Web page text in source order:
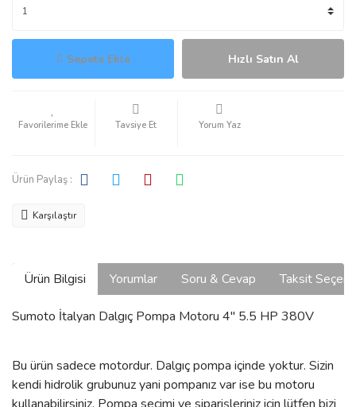
Sepete Ekle Hızlı Satın Al
Tavsiye Et Yorum Yaz
Ürün Paylaş :
Karşılaştır
Ürün Bilgisi Yorumlar Soru & Cevap Taksit
Sumoto İtalyan Dalgıç Pompa Motoru 4'' 5.5 HP 380V
Bu ürün sadece motordur. Dalgıç pompa içinde yoktur. Sizin
kendi hidrolik grubunuz yani pompanız var ise bu motoru